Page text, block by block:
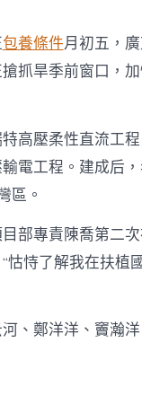
包養條件月初五，
抓旱季前窗口，
高壓柔性直流工程
電工程。建成后
區。
部專責陳喬第二
怙恃了解我在扶植
河、鄭洋洋、竇瀚